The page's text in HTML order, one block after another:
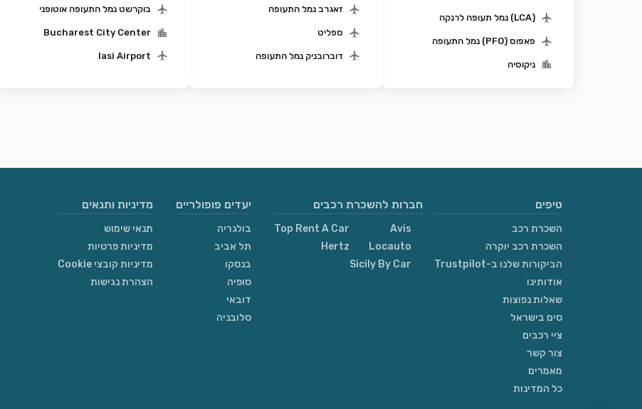
(LCA) נמל תעופה לרנקה
פאפוס (PFO) נמל התעופה
ניקוסיה
זאגרב נמל התעופה
ספליט
דוברובניק נמל התעופה
בוקרשט נמל התעופה אוטופני
Bucharest City Center
Iasi Airport
טיפים
השכרת רכב
השכרת רכב יוקרה
הביקורות שלנו ב-Trustpilot
אודותינו
שאלות נפוצות
סים בישראל
ציי רכבים
צור קשר
מאמרים
כל המדינות
חברות להשכרת רכבים
Avis
Locauto
Sicily By Car
Top Rent A Car
Hertz
יעדים פופולריים
בולגריה
תל אביב
בנסקו
סופיה
דובאי
סלובניה
מדיניות ותנאים
תנאי שימוש
מדיניות פרטיות
מדיניות קובצי Cookie
הצהרת נגישות